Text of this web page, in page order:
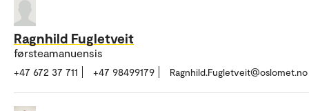
Ragnhild Fugletveit
førsteamanuensis
+47 672 37 711 +47 98499179 Ragnhild.Fugletveit@oslomet.no